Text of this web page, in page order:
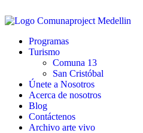
Programas
Turismo
Comuna 13
San Cristóbal
Únete a Nosotros
Acerca de nosotros
Blog
Contáctenos
Archivo arte vivo